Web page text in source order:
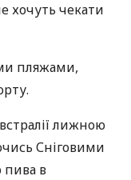
хочуть чекати
пляжами,
лижною
Сніговими
пива в